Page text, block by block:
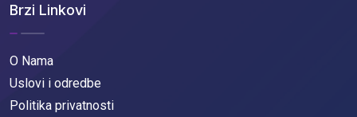
Brzi Linkovi
O Nama
Uslovi i odredbe
Politika privatnosti